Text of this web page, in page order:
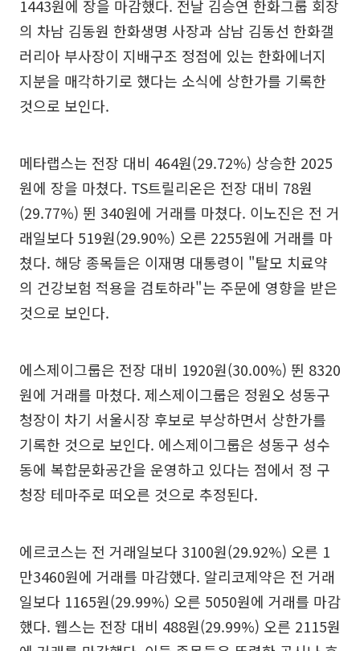
1443원에 장을 마감했다. 전날 김승연 한화그룹 회장
의 차남 김동원 한화생명 사장과 삼남 김동선 한화갤
러리아 부사장이 지배구조 정점에 있는 한화에너지
지분을 매각하기로 했다는 소식에 상한가를 기록한
것으로 보인다.
메타랩스는 전장 대비 464원(29.72%) 상승한 2025
원에 장을 마쳤다. TS트릴리온은 전장 대비 78원
(29.77%) 뛴 340원에 거래를 마쳤다. 이노진은 전 거
래일보다 519원(29.90%) 오른 2255원에 거래를 마
쳤다. 해당 종목들은 이재명 대통령이 "탈모 치료약
의 건강보험 적용을 검토하라"는 주문에 영향을 받은
것으로 보인다.
에스제이그룹은 전장 대비 1920원(30.00%) 뛴 8320
원에 거래를 마쳤다. 제스제이그룹은 정원오 성동구
청장이 차기 서울시장 후보로 부상하면서 상한가를
기록한 것으로 보인다. 에스제이그룹은 성동구 성수
동에 복합문화공간을 운영하고 있다는 점에서 정 구
청장 테마주로 떠오른 것으로 추정된다.
에르코스는 전 거래일보다 3100원(29.92%) 오른 1
만3460원에 거래를 마감했다. 알리코제약은 전 거래
일보다 1165원(29.99%) 오른 5050원에 거래를 마감
했다. 웹스는 전장 대비 488원(29.99%) 오른 2115원